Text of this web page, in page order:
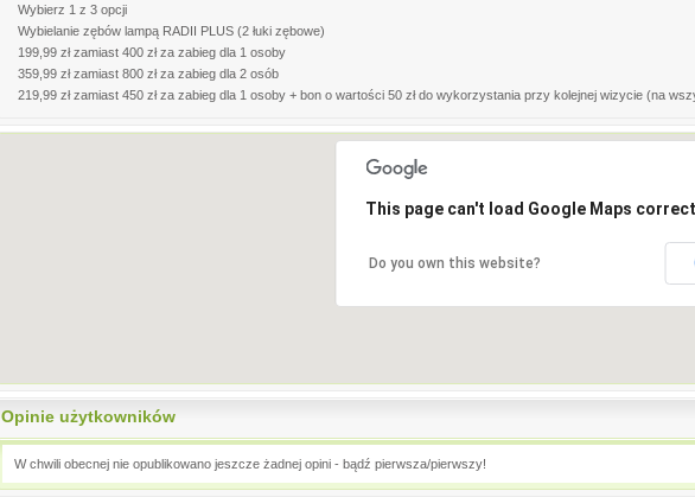
Wybierz 1 z 3 opcji
Wybielanie zębów lampą RADII PLUS (2 łuki zębowe)
199,99 zł zamiast 400 zł za zabieg dla 1 osoby
359,99 zł zamiast 800 zł za zabieg dla 2 osób
219,99 zł zamiast 450 zł za zabieg dla 1 osoby + bon o wartości 50 zł do wykorzystania przy kolejnej wizycie (na
This page can't load Google Maps
Do you own this website?
Opinie użytkowników
W chwili obecnej nie opublikowano jeszcze żadnej opini - bądź pierwsza/pierwszy!